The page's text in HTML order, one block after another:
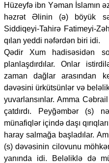
Hüzeyfə ibn Yəman İslamın
həzrət Əlinin (ə) böyük
Siddiqeyi-Tahirə Fatimeyi-
qılan yeddi nəfərdən biri idi.
Qədir Xum hadisəsidən
planlaşdırdılar. Onlar
zaman dağlar arasından
dəvəsini ürkütsünlər və
yuvarlansınlar. Amma
çatdırdı. Peyğəmbər (s)
münafiqlər içində daşı
haray salmağa başladılar.
(s) dəvəsinin cilovunu
yanında idi. Beləliklə də